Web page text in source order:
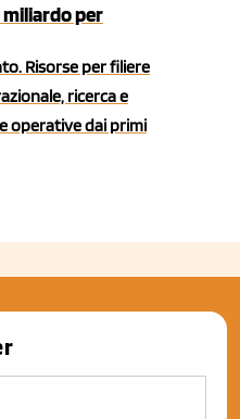
per
Risorse per filiere
ricerca e
operative dai primi